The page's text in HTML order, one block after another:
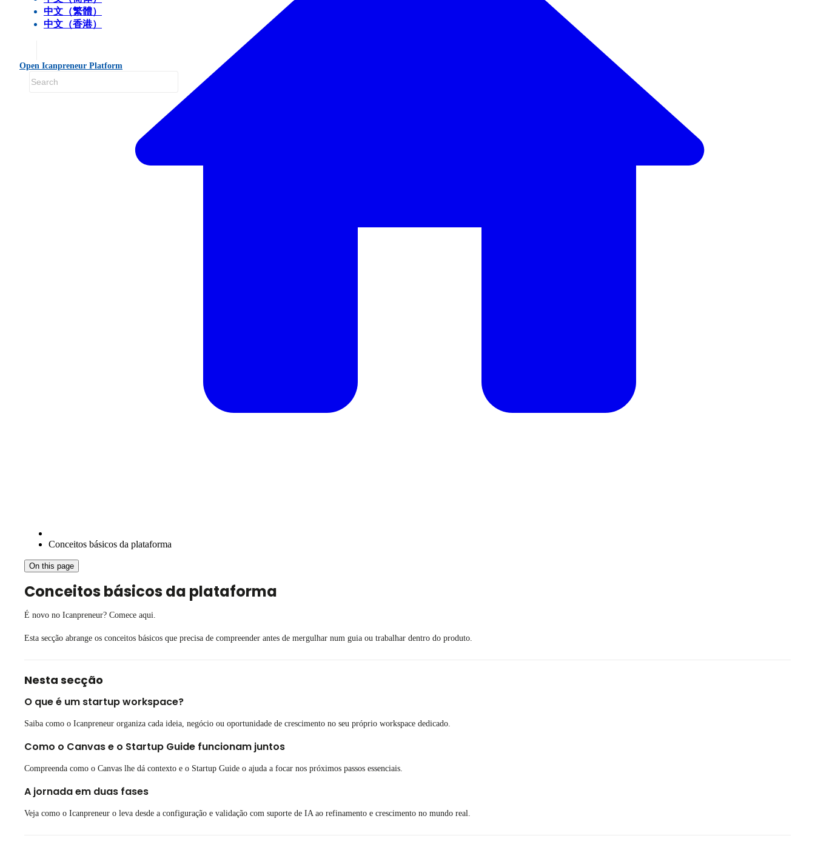
中文（繁體）
中文（香港）
Open Icanpreneur Platform
Conceitos básicos da plataforma
On this page
Conceitos básicos da plataforma
É novo no Icanpreneur? Comece aqui.
Esta secção abrange os conceitos básicos que precisa de compreender antes de mergulhar num guia ou trabalhar dentro do produto.
Nesta secção
O que é um startup workspace?
Saiba como o Icanpreneur organiza cada ideia, negócio ou oportunidade de crescimento no seu próprio workspace dedicado.
Como o Canvas e o Startup Guide funcionam juntos
Compreenda como o Canvas lhe dá contexto e o Startup Guide o ajuda a focar nos próximos passos essenciais.
A jornada em duas fases
Veja como o Icanpreneur o leva desde a configuração e validação com suporte de IA ao refinamento e crescimento no mundo real.